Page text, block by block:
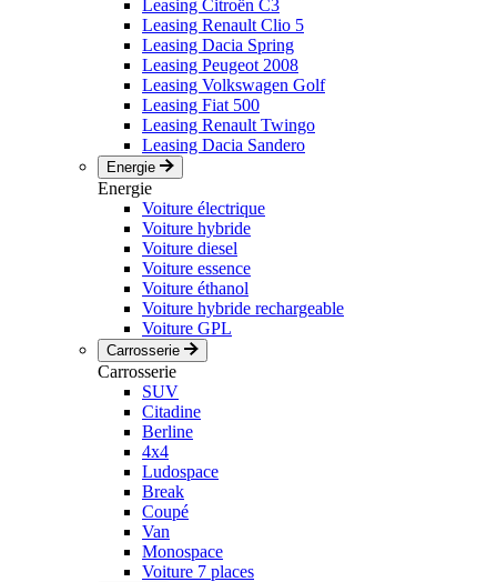
Leasing Citroën C3
Leasing Renault Clio 5
Leasing Dacia Spring
Leasing Peugeot 2008
Leasing Volkswagen Golf
Leasing Fiat 500
Leasing Renault Twingo
Leasing Dacia Sandero
Energie
Energie
Voiture électrique
Voiture hybride
Voiture diesel
Voiture essence
Voiture éthanol
Voiture hybride rechargeable
Voiture GPL
Carrosserie
Carrosserie
SUV
Citadine
Berline
4x4
Ludospace
Break
Coupé
Van
Monospace
Voiture 7 places